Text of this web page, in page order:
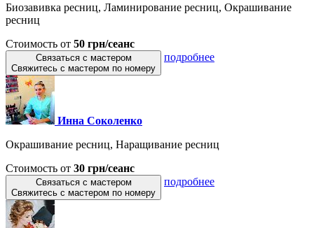
Биозавивка ресниц, Ламинирование ресниц, Окрашивание
ресниц
Стоимость от 50 грн/сеанс
Связаться с мастером
Свяжитесь с мастером по номеру
подробнее
Инна Соколенко
Окрашивание ресниц, Наращивание ресниц
Стоимость от 30 грн/сеанс
Связаться с мастером
Свяжитесь с мастером по номеру
подробнее